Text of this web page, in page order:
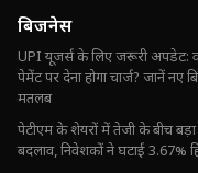
बिजनेस
UPI यूजर्स के लिए जरूरी अपडेट:
पेमेंट पर देना होगा चार्ज? जानें नए
मतलब
पेटीएम के शेयरों में तेजी के बीच बड़ा
बदलाव, निवेशकों ने घटाई 3.67%